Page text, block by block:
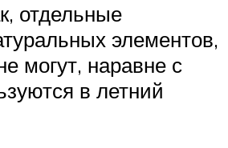
отдельные
элементов,
могут, наравне с
в летний